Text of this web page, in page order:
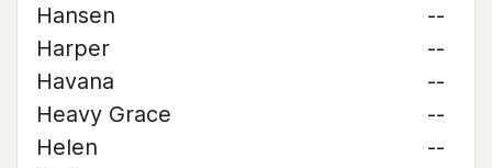
Hansen
--
Harper
--
Havana
--
Heavy Grace
--
Helen
--